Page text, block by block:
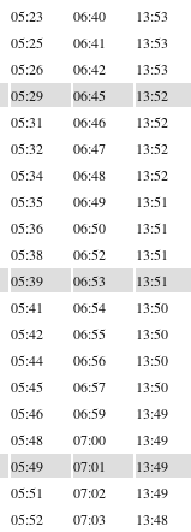
05:23 06:40 13:53
05:25 06:41 13:53
05:26 06:42 13:53
05:29 06:45 13:52
05:31 06:46 13:52
05:32 06:47 13:52
05:34 06:48 13:52
05:35 06:49 13:51
05:36 06:50 13:51
05:38 06:52 13:51
05:39 06:53 13:51
05:41 06:54 13:50
05:42 06:55 13:50
05:44 06:56 13:50
05:45 06:57 13:50
05:46 06:59 13:49
05:48 07:00 13:49
05:49 07:01 13:49
05:51 07:02 13:49
05:52 07:03 13:48